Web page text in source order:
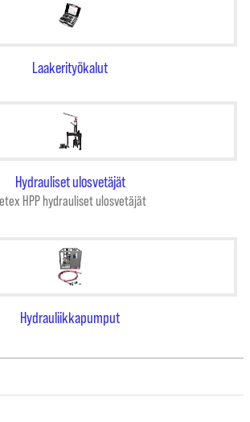
Laakerityökalut
Hydrauliset ulosvetäjät
HPP hydrauliset ulosvetäjät
Hydrauliikkapumput